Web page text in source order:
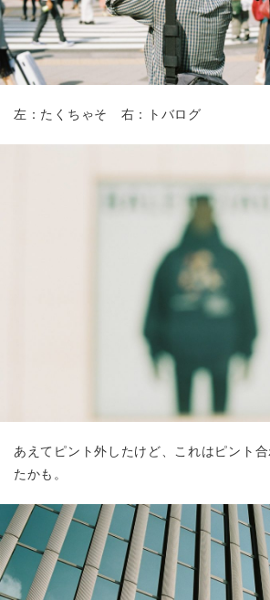
左：たくちゃそ 右：トバログ
あえてピント外したけど、これはピント
たかも。